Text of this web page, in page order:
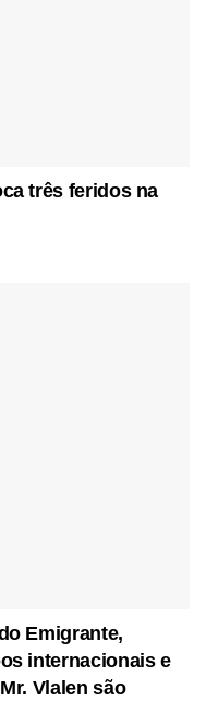
três feridos na
Emigrante,
internacionais e
Vlalen são